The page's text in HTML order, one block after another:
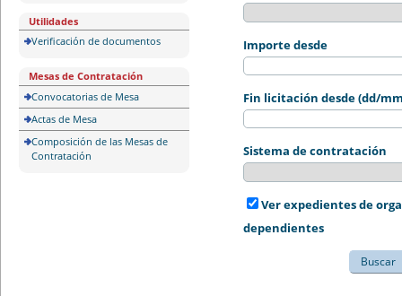
Utilidades
Verificación de documentos
Mesas de Contratación
Convocatorias de Mesa
Actas de Mesa
Composición de las Mesas de
Contratación
Importe desde
Fin licitación desde (dd/
Sistema de contratación
Ver expedientes de
dependientes